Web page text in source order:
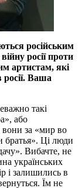
російським
росії проти
артистам, які
Ваша
такі
або
вони за «мир во
братья». Ці люди
Вибачте, не
українських
і залишились в
Їм не